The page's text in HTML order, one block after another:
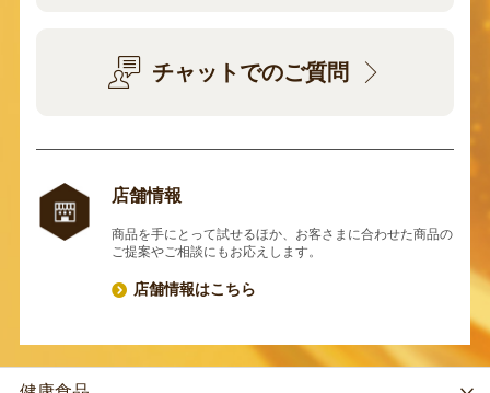
チャットでのご質問
店舗情報
商品を手にとって試せるほか、お客さまに合わせた商品の
ご提案やご相談にもお応えします。
店舗情報はこちら